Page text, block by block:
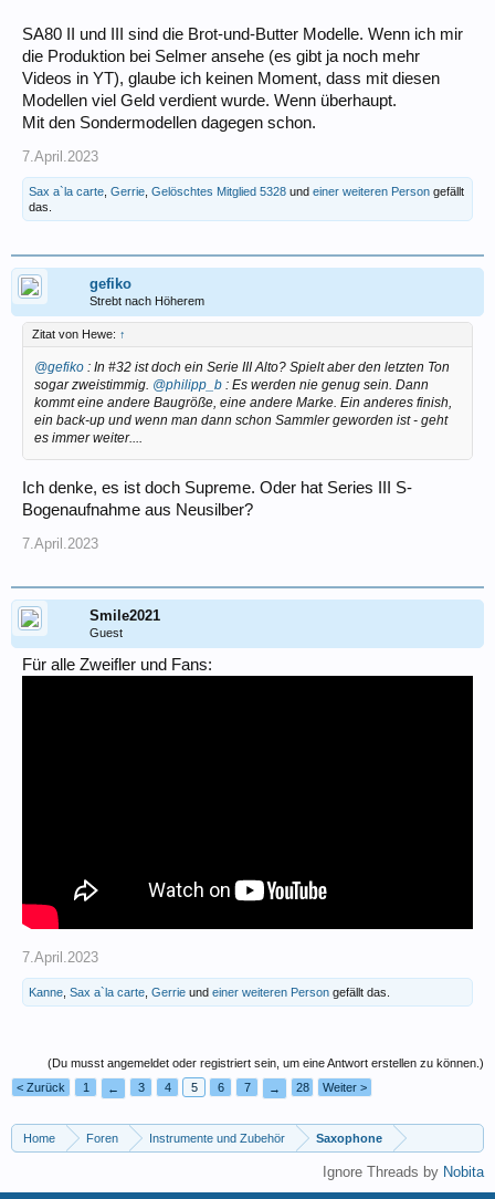
SA80 II und III sind die Brot-und-Butter Modelle. Wenn ich mir
die Produktion bei Selmer ansehe (es gibt ja noch mehr
Videos in YT), glaube ich keinen Moment, dass mit diesen
Modellen viel Geld verdient wurde. Wenn überhaupt.
Mit den Sondermodellen dagegen schon.
7.April.2023
Sax a`la carte Gerrie Gelöschtes Mitglied 5328 und einer weiteren Person gefällt
das.
gefiko
Strebt nach Höherem
Zitat von Hewe: ↑
@gefiko : In #32 ist doch ein Serie III Alto? Spielt aber den letzten Ton
sogar zweistimmig. @philipp_b : Es werden nie genug sein. Dann
kommt eine andere Baugröße, eine andere Marke. Ein anderes finish,
ein back-up und wenn man dann schon Sammler geworden ist - geht
es immer weiter....
Ich denke, es ist doch Supreme. Oder hat Series III S-
Bogenaufnahme aus Neusilber?
7.April.2023
Smile2021
Guest
Für alle Zweifler und Fans:
7.April.2023
Kanne Sax a`la carte Gerrie und einer weiteren Person gefällt das.
(Du musst angemeldet oder registriert sein, um eine Antwort erstellen zu können.)
< Zurück
1 ← 3 4 5 6 7 → 28 Weiter >
Home Foren Instrumente und Zubehör Saxophone
Ignore Threads by Nobita